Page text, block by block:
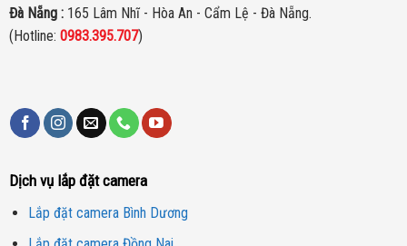
Đà Nẵng :165 Lâm Nhĩ - Hòa An - Cẩm Lệ - Đà Nẵng.
(Hotline: 0983.395.707)
Dịch vụ lắp đặt camera
Lắp đặt camera Bình Dương